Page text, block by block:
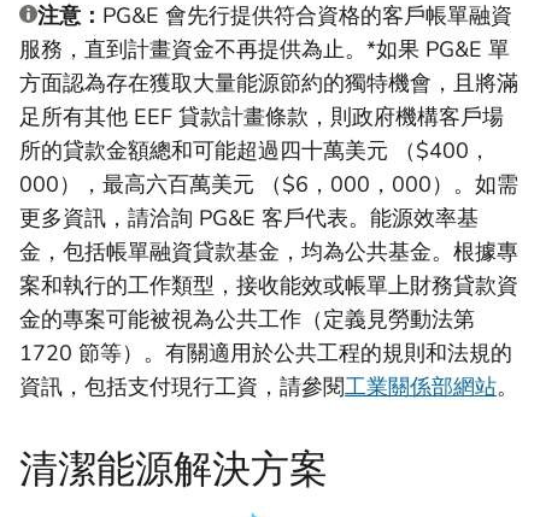
注意： PG&E 會先行提供符合資格的客戶帳單融資
服務，直到計畫資金不再提供為止。*如果 PG&E 單
方面認為存在獲取大量能源節約的獨特機會，且將滿
足所有其他 EEF 貸款計畫條款，則政府機構客戶場
所的貸款金額總和可能超過四十萬美元 （$400，
000），最高六百萬美元 （$6，000，000）。如需
更多資訊，請洽詢 PG&E 客戶代表。能源效率基
金，包括帳單融資貸款基金，均為公共基金。根據專
案和執行的工作類型，接收能效或帳單上財務貸款資
金的專案可能被視為公共工作（定義見勞動法第
1720 節等）。有關適用於公共工程的規則和法規的
資訊，包括支付現行工資，請參閱工業關係部網站。
清潔能源解決方案